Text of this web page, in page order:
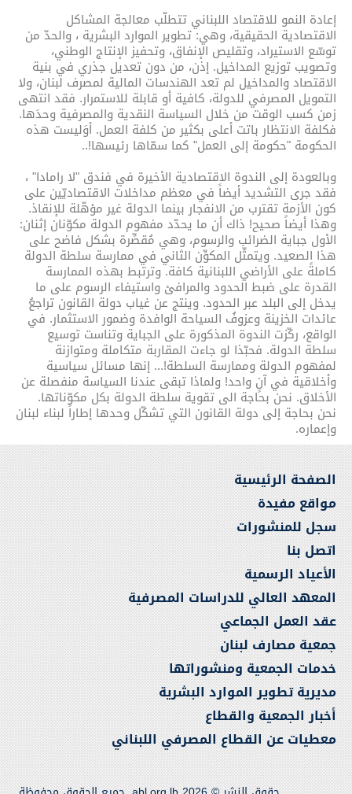
إعادة النمو للاقتصاد اللبناني تتطلّب معالجة المشاكل
الاقتصادية الحقيقية، وهي: تطوير الموارد البشرية ، والحدّ من
توسّع الاستيراد، وتقليص الإنفاق، وتحفيز الإنتاج الوطني،
وتصويب توزيع المداخيل. إذن، من دون تعديل جذري في بنية
الاقتصاد والمداخيل لم تعد الهندسات المالية لمصرف لبنان، ولا
التمويل المصرفي للدولة، كافية أو قابلة للاستمرار. فقد انتهى
زمن كسب الوقت من خلال السياسة النقدية والمصرفية وحدَها.
فكلفة الانتظار باتت أعلى بكثير من كلفة العمل. أوَليست هذه
الحكومة "حكومة إلى العمل" كما سمّاها رئيسها!..
وبالعودة إلى الندوة الاقتصادية الأخيرة في فندق "لا رامادا" ،
فقد جرى التشديد أيضاً في معظم مداخلات الاقتصاديّين على
كون الأزمة تقترب من الانفجار بينما الدولة غير مؤهّلة للإنقاذ.
وهذا أيضاً صحيح! ذاك أن ما يحدّد مفهوم الدولة مكوّنان إثنان:
الأول جباية الضرائب والرسوم، وهي مُقصِّرة بشكل فاضح على
هذا الصعيد. ويتمثّل المكوِّن الثاني في ممارسة سلطة الدولة
كاملةً على الأراضي اللبنانية كافة. وترتبط بهذه الممارسة
القدرة على ضبط الحدود والمرافئ واستيفاء الرسوم على ما
يدخل إلى البلد عبر الحدود. وينتج عن غياب دولة القانون تراجعُ
عائدات الخزينة وعزوفُ السياحة الوافدة وضمور الاستثمار. في
الواقع، ركّزت الندوة المذكورة على الجباية وتناست توسيع
سلطة الدولة. فحبّذا لو جاءت المقاربة متكاملة ومتوازنة
لمفهوم الدولة وممارسة السلطة!... إنها مسائل سياسية
وأخلاقية في آنٍ واحد! ولماذا تبقى عندنا السياسة منفصلة عن
الأخلاق. نحن بحاجة الى تقوية سلطة الدولة بكل مكوّناتها.
نحن بحاجة إلى دولة القانون التي تشكّل وحدها إطاراً لبناء لبنان
وإعماره.
الصفحة الرئيسية
مواقع مفيدة
سجل للمنشورات
اتصل بنا
الأعياد الرسمية
المعهد العالي للدراسات المصرفية
عقد العمل الجماعي
جمعية مصارف لبنان
خدمات الجمعية ومنشوراتها
مديرية تطوير الموارد البشرية
أخبار الجمعية والقطاع
معطيات عن القطاع المصرفي اللبناني